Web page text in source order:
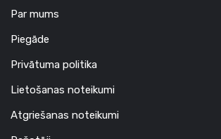
Par mums
Piegāde
Privātuma politika
Lietošanas noteikumi
Atgriešanas noteikumi